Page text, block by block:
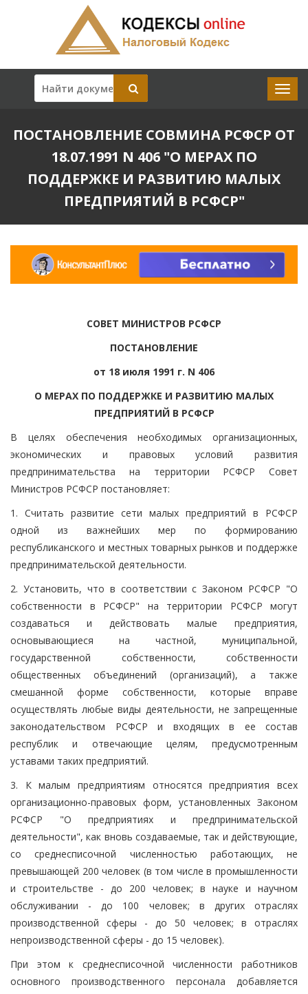
ПОСТАНОВЛЕНИЕ СОВМИНА РСФСР ОТ
18.07.1991 N 406 "О МЕРАХ ПО
ПОДДЕРЖКЕ И РАЗВИТИЮ МАЛЫХ
ПРЕДПРИЯТИЙ В РСФСР"
СОВЕТ МИНИСТРОВ РСФСР
ПОСТАНОВЛЕНИЕ
от 18 июля 1991 г. N 406
О МЕРАХ ПО ПОДДЕРЖКЕ И РАЗВИТИЮ МАЛЫХ
ПРЕДПРИЯТИЙ В РСФСР
В целях обеспечения необходимых организационных,
экономических и правовых условий развития
предпринимательства на территории РСФСР Совет
Министров РСФСР постановляет:
1. Считать развитие сети малых предприятий в РСФСР
одной из важнейших мер по формированию
республиканского и местных товарных рынков и поддержке
предпринимательской деятельности.
2. Установить, что в соответствии с Законом РСФСР "О
собственности в РСФСР" на территории РСФСР могут
создаваться и действовать малые предприятия,
основывающиеся на частной, муниципальной,
государственной собственности, собственности
общественных объединений (организаций), а также
смешанной форме собственности, которые вправе
осуществлять любые виды деятельности, не запрещенные
законодательством РСФСР и входящих в ее состав
республик и отвечающие целям, предусмотренным
уставами таких предприятий.
3. К малым предприятиям относятся предприятия всех
организационно-правовых форм, установленных Законом
РСФСР "О предприятиях и предпринимательской
деятельности", как вновь создаваемые, так и действующие,
со среднесписочной численностью работающих, не
превышающей 200 человек (в том числе в промышленности
и строительстве - до 200 человек; в науке и научном
обслуживании - до 100 человек; в других отраслях
производственной сферы - до 50 человек; в отраслях
непроизводственной сферы - до 15 человек).
При этом к среднесписочной численности работников
основного производственного персонала добавляется